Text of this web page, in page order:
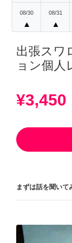
08/30
▲
08/31
▲
出張スワ
ョン個人
¥3,450
まずは話を聞いて